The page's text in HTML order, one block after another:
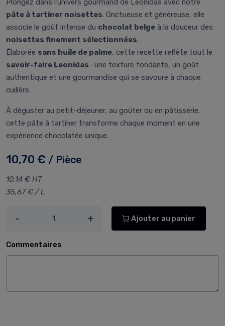
Plongez dans l’univers gourmand de Leonidas avec notre
pâte à tartiner noisettes. Onctueuse et généreuse, elle
associe le goût intense du chocolat belge à la douceur des
noisettes finement sélectionnées.
Élaborée sans huile de palme, cette recette reflète tout le
savoir-faire Leonidas : une texture fondante, un goût
authentique et une gourmandise qui se savoure à chaque
cuillère.
À déguster au petit-déjeuner, au goûter ou en pâtisserie,
cette pâte à tartiner transforme chaque moment en une
expérience chocolatée unique.
10,70 € / Pièce
10,14 € HT
35,67 € / L
- + Ajouter au panier
Commentaires